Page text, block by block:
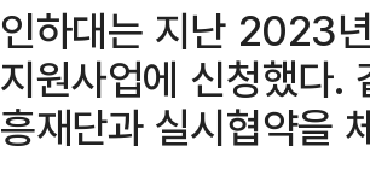
인하대는 지난 2023
지원사업에 신청했다.
흥재단과 실시협약을